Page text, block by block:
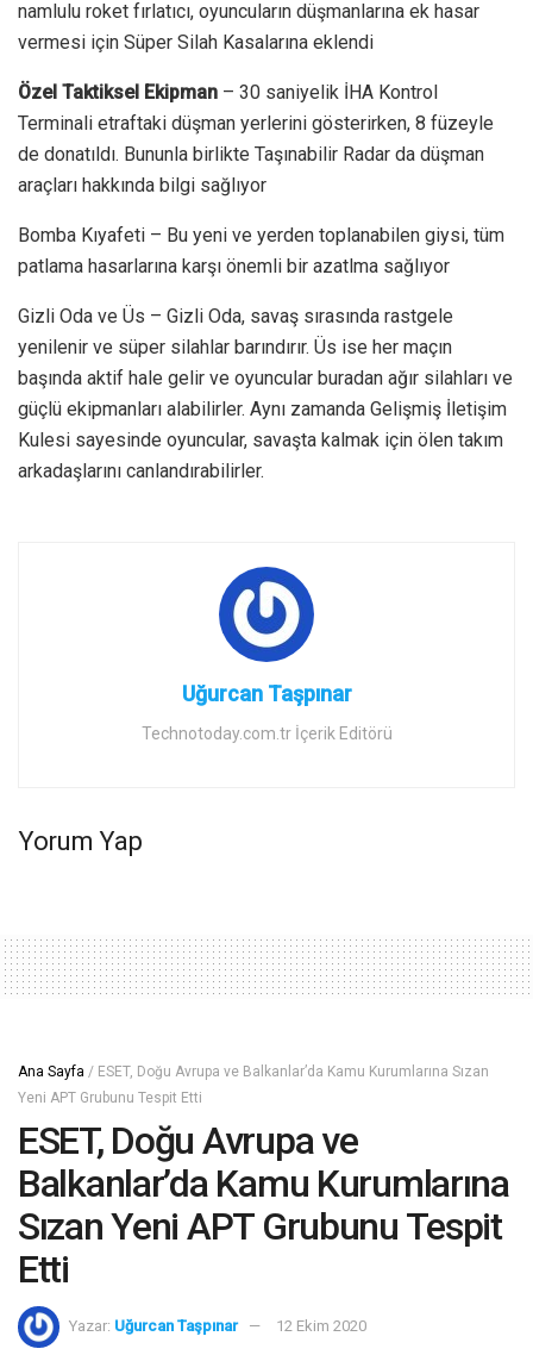
namlulu roket fırlatıcı, oyuncuların düşmanlarına ek hasar
vermesi için Süper Silah Kasalarına eklendi
Özel Taktiksel Ekipman – 30 saniyelik İHA Kontrol
Terminali etraftaki düşman yerlerini gösterirken, 8 füzeyle
de donatıldı. Bununla birlikte Taşınabilir Radar da düşman
araçları hakkında bilgi sağlıyor
Bomba Kıyafeti – Bu yeni ve yerden toplanabilen giysi, tüm
patlama hasarlarına karşı önemli bir azatlma sağlıyor
Gizli Oda ve Üs – Gizli Oda, savaş sırasında rastgele
yenilenir ve süper silahlar barındırır. Üs ise her maçın
başında aktif hale gelir ve oyuncular buradan ağır silahları ve
güçlü ekipmanları alabilirler. Aynı zamanda Gelişmiş İletişim
Kulesi sayesinde oyuncular, savaşta kalmak için ölen takım
arkadaşlarını canlandırabilirler.
Uğurcan Taşpınar
Technotoday.com.tr İçerik Editörü
Yorum Yap
Ana Sayfa / ESET, Doğu Avrupa ve Balkanlar’da Kamu Kurumlarına Sızan
Yeni APT Grubunu Tespit Etti
ESET, Doğu Avrupa ve
Balkanlar’da Kamu Kurumlarına
Sızan Yeni APT Grubunu Tespit
Etti
Yazar: Uğurcan Taşpınar 12 Ekim 2020